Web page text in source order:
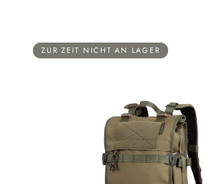
ZUR ZEIT NICHT AN LAGER